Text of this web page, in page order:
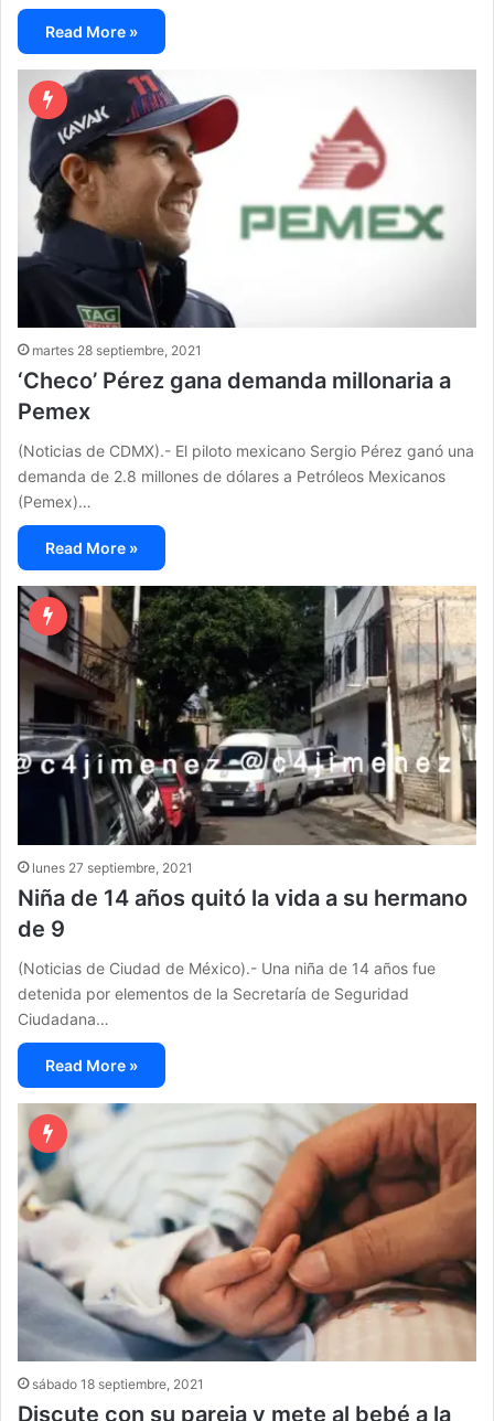
Read More »
martes 28 septiembre, 2021
‘Checo’ Pérez gana demanda millonaria a
Pemex
(Noticias de CDMX).- El piloto mexicano Sergio Pérez ganó una
demanda de 2.8 millones de dólares a Petróleos Mexicanos
(Pemex)…
Read More »
lunes 27 septiembre, 2021
Niña de 14 años quitó la vida a su hermano
de 9
(Noticias de Ciudad de México).- Una niña de 14 años fue
detenida por elementos de la Secretaría de Seguridad
Ciudadana…
Read More »
sábado 18 septiembre, 2021
Discute con su pareja y mete al bebé a la